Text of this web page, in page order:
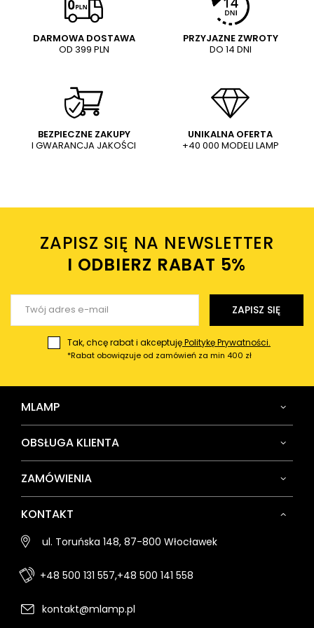
Pytanie
Treść twojej opinii
Dodaj własne zdjęcie produktu:
Twoje imię
Twój email
DARMOWA DOSTAWA
OD 399 PLN
PRZYJAZNE ZWROTY
DO 14 DNI
BEZPIECZNE ZAKUPY
I GWARANCJA JAKOŚCI
UNIKALNA OFERTA
+40 000 MODELI LAMP
ZAPISZ SIĘ NA NEWSLETTER
I ODBIERZ RABAT 5%ㅤ
ZAPISZ SIĘ
Tak, chcę rabat i akceptujęPolitykę Prywatności.
*Rabat obowiązuje od zamówień za min 400 zł
MLAMP
OBSŁUGA KLIENTA
ZAMÓWIENIA
KONTAKT
ul. Toruńska 148, 87-800 Włocławek
+48 500 131 557,+48 500 141 558
kontakt@mlamp.pl